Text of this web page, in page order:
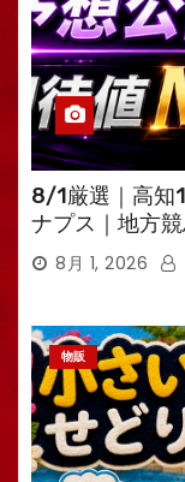
8/1厳選｜高知
ナプス｜地方
8月 1, 2026
物販